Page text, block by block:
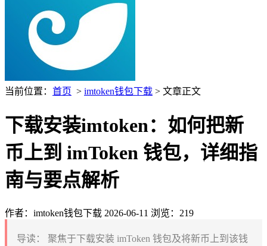
当前位置： 首页 > imtoken钱包下载 > 文章正文
下载安装imtoken：如何把新
币上到 imToken 钱包，详细指
南与要点解析
作者：imtoken钱包下载 2026-06-11 浏览：219
导读：
聚焦于下载安装 imToken 钱包及将新币上到该钱